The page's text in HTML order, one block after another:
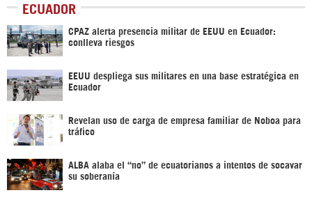
ECUADOR
CPAZ alerta presencia militar de EEUU en Ecuador:
conlleva riesgos
EEUU despliega sus militares en una base estratégica en
Ecuador
Revelan uso de carga de empresa familiar de Noboa para
tráfico
ALBA alaba el “no” de ecuatorianos a intentos de socavar
su soberanía